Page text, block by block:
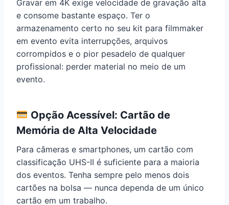
Gravar em 4K exige velocidade de gravação alta
e consome bastante espaço. Ter o
armazenamento certo no seu kit para filmmaker
em evento evita interrupções, arquivos
corrompidos e o pior pesadelo de qualquer
profissional: perder material no meio de um
evento.
Opção Acessível: Cartão de
Memória de Alta Velocidade
Para câmeras e smartphones, um cartão com
classificação UHS-II é suficiente para a maioria
dos eventos. Tenha sempre pelo menos dois
cartões na bolsa — nunca dependa de um único
cartão em um trabalho.